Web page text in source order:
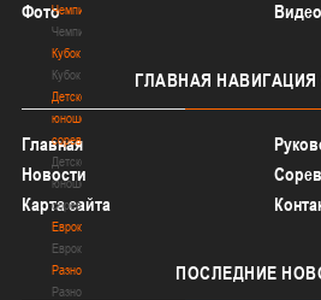
Чемпионат
Чемпионат
Кубок
Кубок
Детско-
юношеские
соревнования
Детско-
юношеские
соревнования
Еврокубки
Еврокубки
Разное
Разное
Фото
Видео
ГЛАВНАЯ
Главная
Новости
Карта сайта
ПОСЛЕДНИЕ